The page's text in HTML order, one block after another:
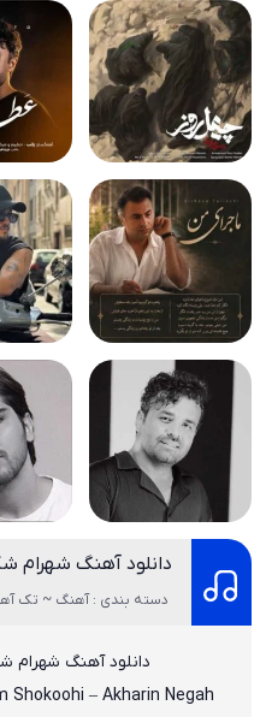
دانلود آهنگ شهرام
دسته بندی : آهنگ ~ تک
دانلود آهنگ شهرام
Shokoohi – Akharin Negah